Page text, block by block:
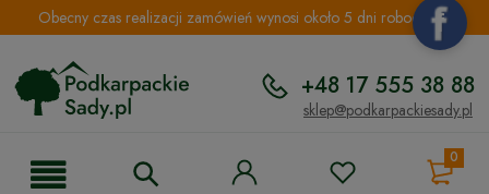
Obecny czas realizacji zamówień wynosi około 5 dni roboczych.
+48 17 555 38 88
sklep@podkarpackiesady.pl
0